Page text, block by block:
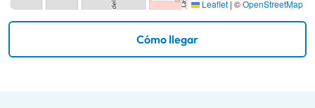
Leaflet | ©OpenStreetMap
Cómo llegar